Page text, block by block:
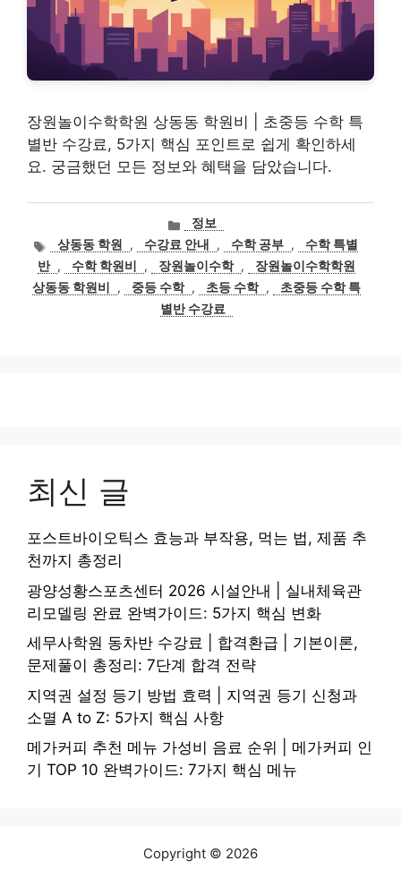
장원놀이수학학원 상동동 학원비 | 초중등 수학 특
별반 수강료, 5가지 핵심 포인트로 쉽게 확인하세
요. 궁금했던 모든 정보와 혜택을 담았습니다.
카
테
고
리
정보
태상동동 학원 , 수강료 안내 , 수학 공부 ,
수학 특별
반 , 수학 학원비 , 장원놀이수학 ,
장원놀이수학학원
상동동 학원비
, 중등 수학 , 초등 수학 ,
초중등 수학 특
별반 수강료
최신 글
포스트바이오틱스 효능과 부작용, 먹는 법, 제품 추
천까지 총정리
광양성황스포츠센터 2026 시설안내 | 실내체육관
리모델링 완료 완벽가이드: 5가지 핵심 변화
세무사학원 동차반 수강료 | 합격환급 | 기본이론,
문제풀이 총정리: 7단계 합격 전략
지역권 설정 등기 방법 효력 | 지역권 등기 신청과
소멸 A to Z: 5가지 핵심 사항
메가커피 추천 메뉴 가성비 음료 순위 | 메가커피 인
기 TOP 10 완벽가이드: 7가지 핵심 메뉴
Copyright © 2026